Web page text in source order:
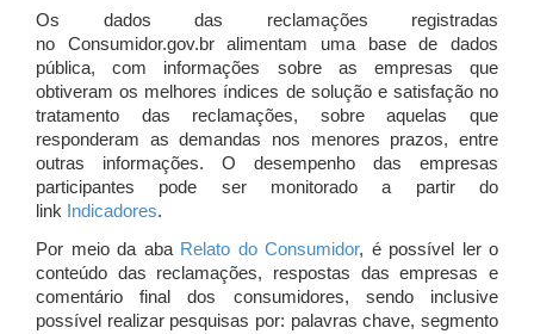
Os dados das reclamações registradas
no Consumidor.gov.br alimentam uma base de dados
pública, com informações sobre as empresas que
obtiveram os melhores índices de solução e satisfação no
tratamento das reclamações, sobre aquelas que
responderam as demandas nos menores prazos, entre
outras informações. O desempenho das empresas
participantes pode ser monitorado a partir do
link Indicadores.
Por meio da aba Relato do Consumidor, é possível ler o
conteúdo das reclamações, respostas das empresas e
comentário final dos consumidores, sendo inclusive
possível realizar pesquisas por: palavras chave, segmento